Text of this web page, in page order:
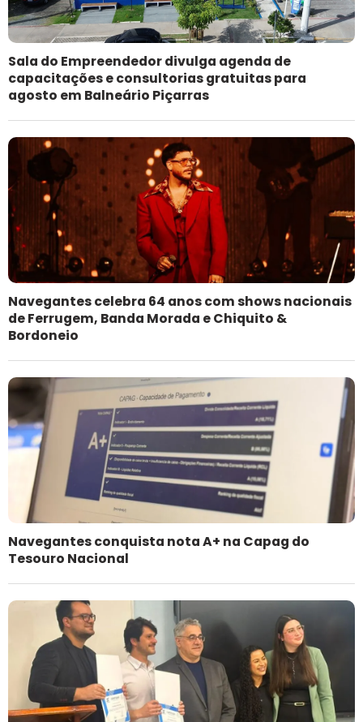
Sala do Empreendedor divulga agenda de
capacitações e consultorias gratuitas para
agosto em Balneário Piçarras
Navegantes celebra 64 anos com shows nacionais
de Ferrugem, Banda Morada e Chiquito &
Bordoneio
Navegantes conquista nota A+ na Capag do
Tesouro Nacional